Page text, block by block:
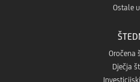
Ostale
Oročena
Dječja